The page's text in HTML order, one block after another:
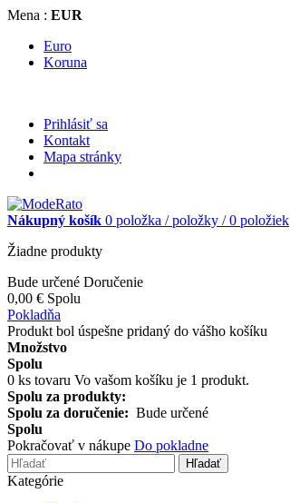
Mena : EUR
Euro
Koruna
Prihlásiť sa
Kontakt
Mapa stránky
Nákupný košík 0 položka / položky / 0 položiek
Žiadne produkty
Bude určené Doručenie
0,00 € Spolu
Pokladňa
Produkt bol úspešne pridaný do vášho košíku
Množstvo
Spolu
0 ks tovaru Vo vašom košíku je 1 produkt.
Spolu za produkty:
Spolu za doručenie: Bude určené
Spolu
Pokračovať v nákupe Do pokladne
Hľadať
Kategórie